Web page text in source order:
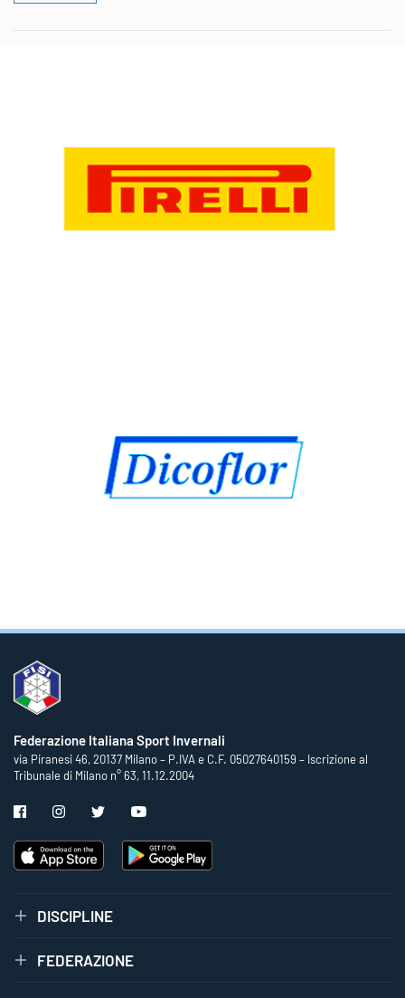
Federazione Italiana Sport Invernali
via Piranesi 46, 20137 Milano – P.IVA e C.F. 05027640159 – Iscrizione al
Tribunale di Milano n° 63, 11.12.2004
DISCIPLINE
FEDERAZIONE